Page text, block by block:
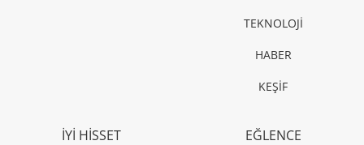
TEKNOLOJİ
HABER
KEŞİF
İYİ HİSSET EĞLENCE